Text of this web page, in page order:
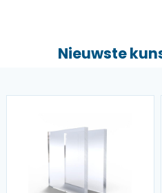
Nieuwste